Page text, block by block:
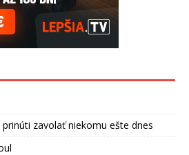
zavolať niekomu ešte dnes